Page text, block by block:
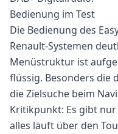
Bedienung im Test
Die Bedienung des
Renault-Systemen
Menüstruktur ist
flüssig. Besonders die
die Zielsuche beim
Kritikpunkt: Es gibt nur
alles läuft über den